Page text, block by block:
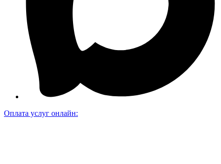
Оплата услуг онлайн: